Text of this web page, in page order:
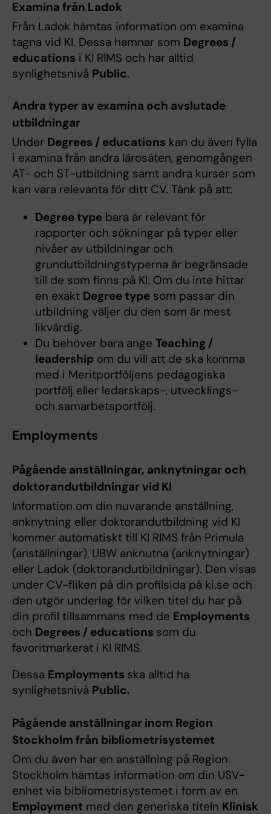
Examina från Ladok
Från Ladok hämtas information om examina
tagna vid KI. Dessa hamnar som Degrees /
educations i KI RIMS och har alltid
synlighetsnivå Public.
Andra typer av examina och avslutade
utbildningar
Under Degrees / educations kan du även fylla
i examina från andra lärosäten, genomgången
AT- och ST-utbildning samt andra kurser som
kan vara relevanta för ditt CV. Tänk på att:
Degree typebara är relevant för
rapporter och sökningar på typer eller
nivåer av utbildningar och
grundutbildningstyperna är begränsade
till de som finns på KI. Om du inte hittar
en exakt Degree typesom passar din
utbildning väljer du den som är mest
likvärdig.
Du behöver bara ange Teaching /
leadershipom du vill att de ska komma
med i Meritportföljens pedagogiska
portfölj eller ledarskaps-, utvecklings-
och samarbetsportfölj.
Employments
Pågående anställningar, anknytningar och
doktorandutbildningar vid KI
Information om din nuvarande anställning,
anknytning eller doktorandutbildning vid KI
kommer automatiskt till KI RIMS från Primula
(anställningar), UBW anknutna (anknytningar)
eller Ladok (doktorandutbildningar). Den visas
under CV-fliken på din profilsida på ki.se och
den utgör underlag för vilken titel du har på
din profil tillsammans med de Employments
och Degrees / educations som du
favoritmarkerat i KI RIMS.
Dessa Employments ska alltid ha
synlighetsnivå Public.
Pågående anställningar inom Region
Stockholm från bibliometrisystemet
Om du även har en anställning på Region
Stockholm hämtas information om din USV-
enhet via bibliometrisystemet i form av en
Employment med den generiska titeln Klinisk